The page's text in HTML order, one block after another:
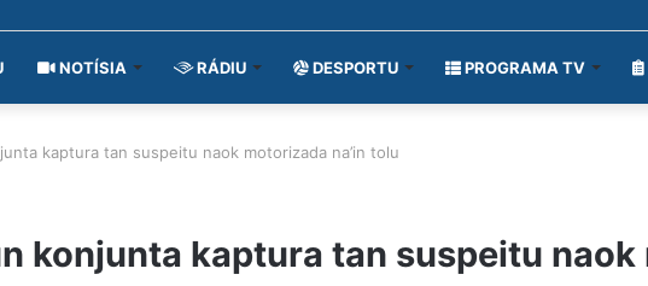
NOTÍSIA RÁDIU DESPORTU PROGRAMA TV
kaptura tan suspeitu naok motorizada na’in tolu
konjunta kaptura tan suspeitu naok